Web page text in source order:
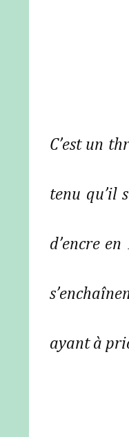
C’est un
tenu qu’il
d’encre en
ayant à